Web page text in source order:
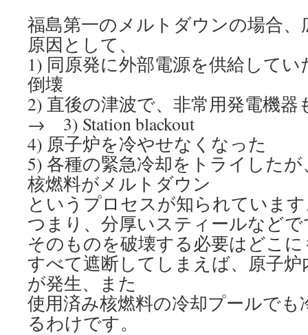
福島第一のメルトダウンの場合
原因として、
1) 同原発に外部電源を供給して
倒壊
2) 直後の津波で、非常用発電機
→ 3) Station blackout
4) 原子炉を冷やせなくなった
5) 各種の緊急冷却をトライした
核燃料がメルトダウン
というプロセスが知られていま
つまり、分厚いスティールなど
そのものを破壊する必要はどこ
すべて遮断してしまえば、原子
が発生、また
使用済み核燃料の冷却プールでも
るわけです。